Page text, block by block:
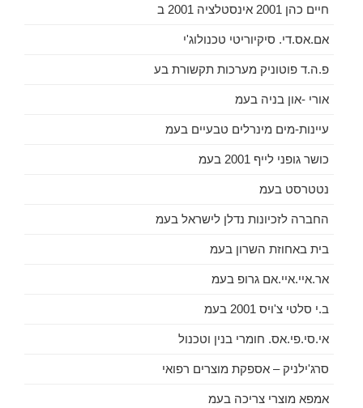
חיים כהן 2001 אינסטלציה 2001 ב
אם.אס.די. סיקיוריטי טכנולוג'י
פ.ה.ד פוטוניק מערכות תקשורת בע
אורי -און בניה בעמ
עיינות-מים מינרלים טבעיים בעמ
כושר גופני לייף 2001 בעמ
נטטרסט בעמ
החברה לזכיונות נדלן לישראל בעמ
בית באחוזת השרון בעמ
אר.איי.איי.אם גרופ בעמ
ב.י סלטי צ'ויס 2001 בעמ
אי.סי.פי.אס. חומרי בנין וטכנול
סרג'ילניק – אספקת מוצרים רפואי
אמפא מוצרי צריכה בעמ